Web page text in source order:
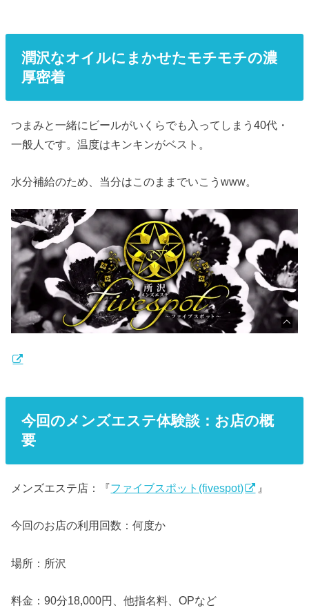
潤沢なオイルにまかせたモチモチの濃
厚密着
つまみと一緒にビールがいくらでも入ってしまう40代・
一般人です。温度はキンキンがベスト。
水分補給のため、当分はこのままでいこうwww。
今回のメンズエステ体験談：お店の概
要
メンズエステ店：『ファイブスポット(fivespot) 』
今回のお店の利用回数：何度か
場所：所沢
料金：90分18,000円、他指名料、OPなど